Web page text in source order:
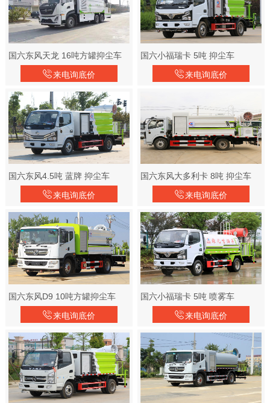
国六东风天龙 16吨方罐抑尘车
来电询底价
国六小福瑞卡 5吨 抑尘车
来电询底价
国六东风4.5吨 蓝牌 抑尘车
来电询底价
国六东风大多利卡 8吨 抑尘车
来电询底价
国六东风D9 10吨方罐抑尘车
来电询底价
国六小福瑞卡 5吨 喷雾车
来电询底价